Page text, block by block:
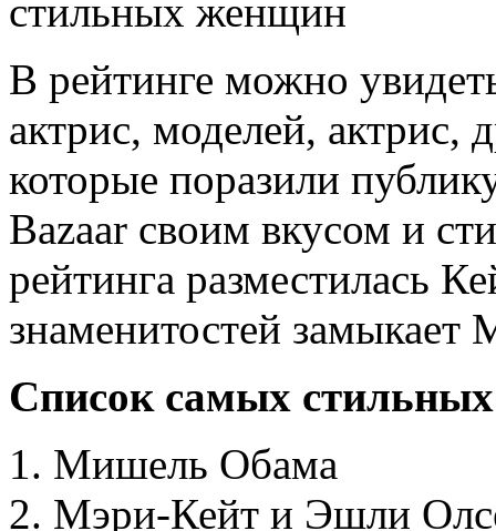
В рейтинге можно
актрис, моделей,
которые поразили
Bazaar своим вкусом и
рейтинга разместилась
знаменитостей замыкает
Список самых
Мишель Обама
Мэри-Кейт и Эшли